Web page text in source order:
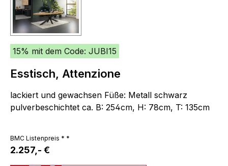
15% mit dem Code: JUBI15
Esstisch, Attenzione
lackiert und gewachsen Füße: Metall schwarz
pulverbeschichtet ca. B: 254cm, H: 78cm, T: 135cm
BMC Listenpreis * *
2.257,- €